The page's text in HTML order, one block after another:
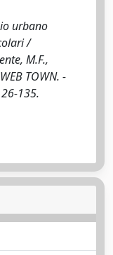
urbano
/
M.F.,
TOWN. -
135.